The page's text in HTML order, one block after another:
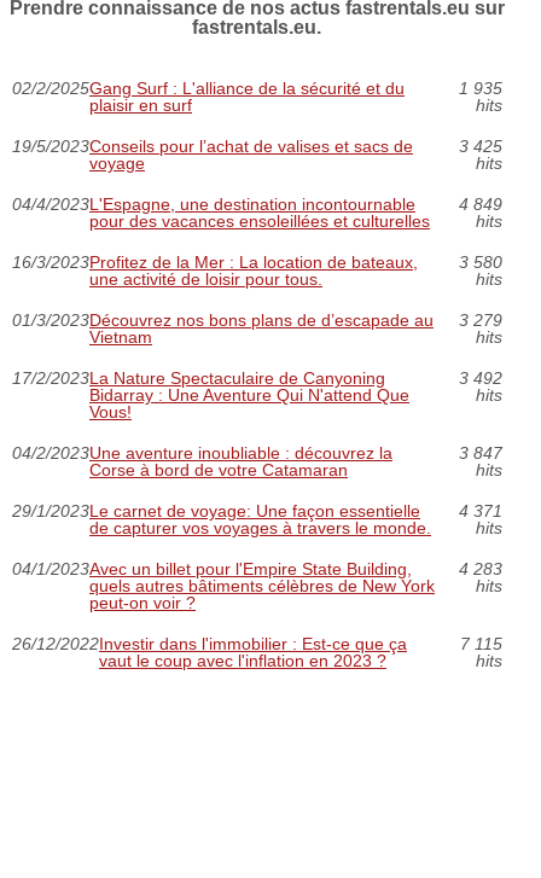
Prendre connaissance de nos actus fastrentals.eu sur
fastrentals.eu.
02/2/2025Gang Surf : L'alliance de la sécurité et du
plaisir en surf
1 935
hits
19/5/2023Conseils pour l’achat de valises et sacs de
voyage
3 425
hits
04/4/2023L'Espagne, une destination incontournable
pour des vacances ensoleillées et culturelles
4 849
hits
16/3/2023Profitez de la Mer : La location de bateaux,
une activité de loisir pour tous.
3 580
hits
01/3/2023Découvrez nos bons plans de d’escapade au
Vietnam
3 279
hits
17/2/2023La Nature Spectaculaire de Canyoning
Bidarray : Une Aventure Qui N'attend Que
Vous!
3 492
hits
04/2/2023Une aventure inoubliable : découvrez la
Corse à bord de votre Catamaran
3 847
hits
29/1/2023Le carnet de voyage: Une façon essentielle
de capturer vos voyages à travers le monde.
4 371
hits
04/1/2023Avec un billet pour l'Empire State Building,
quels autres bâtiments célèbres de New York
peut-on voir ?
4 283
hits
26/12/2022Investir dans l'immobilier : Est-ce que ça
vaut le coup avec l'inflation en 2023 ?
7 115
hits